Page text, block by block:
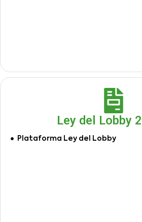
Ley del Lobby
Plataforma Ley del Lobby